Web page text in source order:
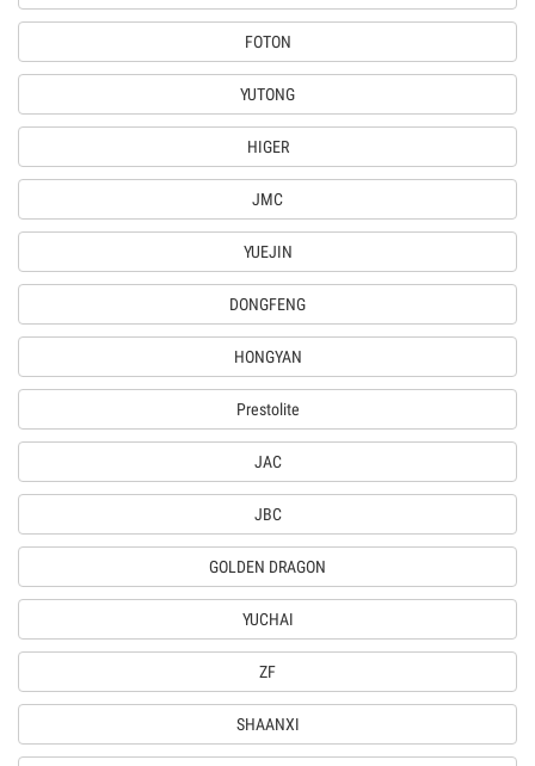
FOTON
YUTONG
HIGER
JMC
YUEJIN
DONGFENG
HONGYAN
Prestolite
JAC
JBC
GOLDEN DRAGON
YUCHAI
ZF
SHAANXI